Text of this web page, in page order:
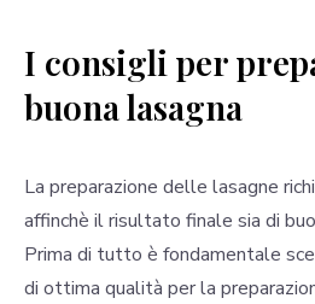
I consigli per
buona lasagna
La preparazione delle lasagne
affinchè il risultato finale sia di
Prima di tutto è fondamentale
di ottima qualità per la